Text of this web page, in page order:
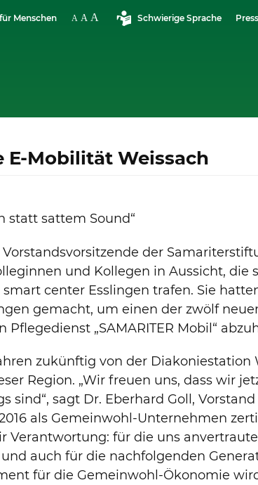
Menschen Schwierige Sprache
E-Mobilität Weissach
statt sattem Sound“
der
und Kollegen in Aussicht, die
center Esslingen trafen. Sie
gemacht, um einen der zwölf
„SAMARITER Mobil“
zukünftig von der Diakoniestation
Region. „Wir freuen uns, dass wir
sind“, sagt Dr. Eberhard Goll,
als Gemeinwohl-Unternehmen
Verantwortung: für die uns
auch für die nachfolgenden
für die Gemeinwohl-Ökonomie